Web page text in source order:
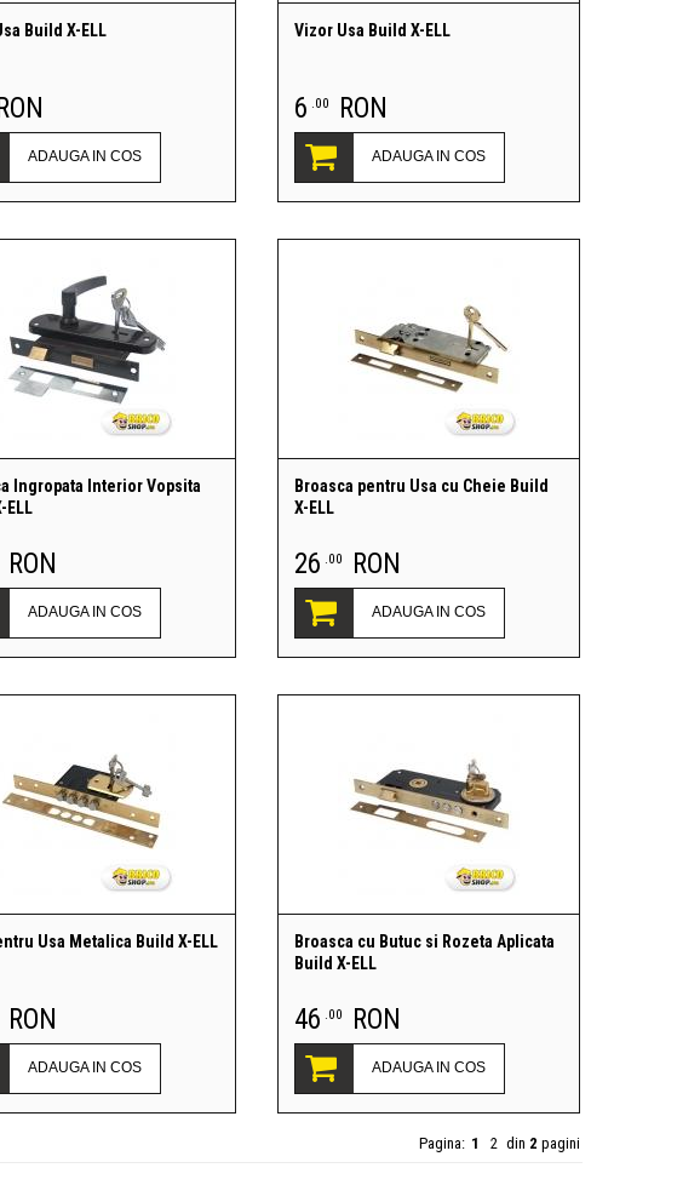
Build X-ELL
RON
ADAUGA IN COS
Vizor Usa Build X-ELL
6 .00 RON
ADAUGA IN COS
Ingropata Interior Vopsita
ELL
RON
ADAUGA IN COS
Broasca pentru Usa cu Cheie Build
X-ELL
26 .00 RON
ADAUGA IN COS
Usa Metalica Build X-ELL
RON
ADAUGA IN COS
Broasca cu Butuc si Rozeta Aplicata
Build X-ELL
46 .00 RON
ADAUGA IN COS
Pagina: 1 2 din 2 pagini